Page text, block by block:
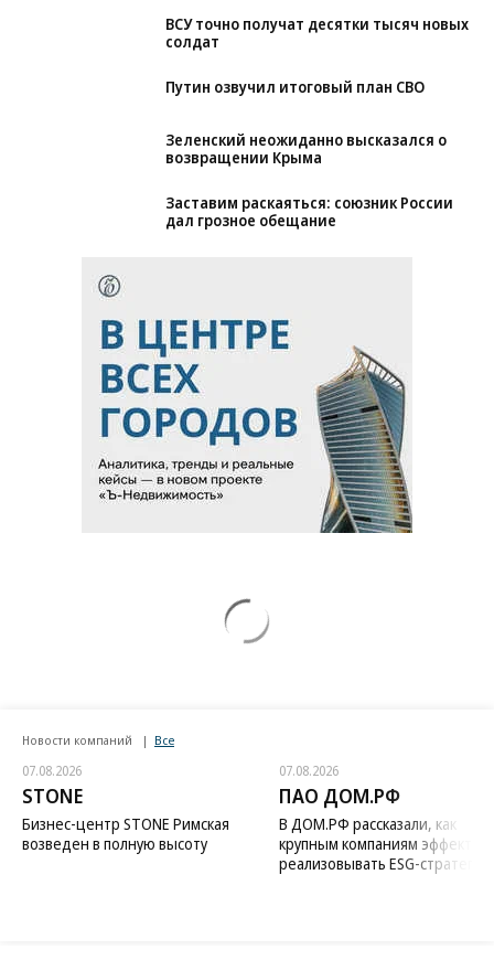
ВСУ точно получат десятки тысяч новых
солдат
Зеленский неожиданно высказался о
Заставим раскаяться: союзник России
Новости компаний
07.08.2026
STONE
Бизнес-центр STONE Римская
07.08.2026
ПАО ДОМ.РФ
В ДОМ.РФ рассказали, как
крупным компаниям